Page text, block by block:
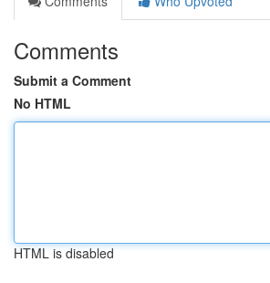
Comments
Submit a Comment
No HTML
HTML is disabled